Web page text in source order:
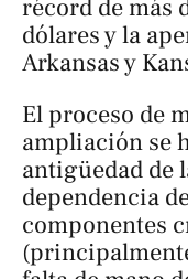
récord de más
dólares y la
Arkansas y
El proceso de
ampliación se
antigüedad de
dependencia
componentes